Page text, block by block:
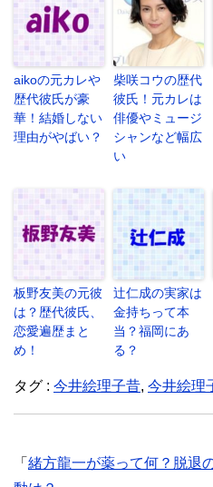
aikoの元カレや
歴代彼氏が豪
華！結婚しない
理由がやばい？
柴咲コウの歴代
彼氏！元カレは
俳優やミュージ
シャンなど幅広
い
板野友美の元彼
は？歴代彼氏、
恋愛遍歴まと
め！
辻仁成の実家は
金持ちって本
当？福岡にあ
る？
タグ : 今井絵理子昔, 今井絵理
「 緒方龍一が薬って何？脱退